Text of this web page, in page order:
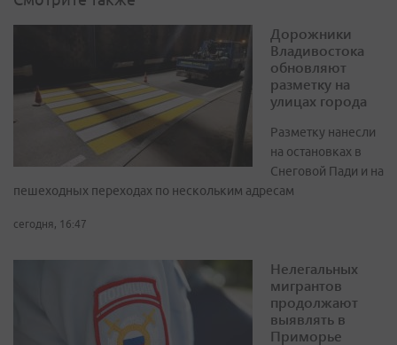
Дорожники
Владивостока
обновляют
разметку на
улицах города
Разметку нанесли
на остановках в
Снеговой Пади и на
пешеходных переходах по нескольким адресам
сегодня, 16:47
Нелегальных
мигрантов
продолжают
выявлять в
Приморье